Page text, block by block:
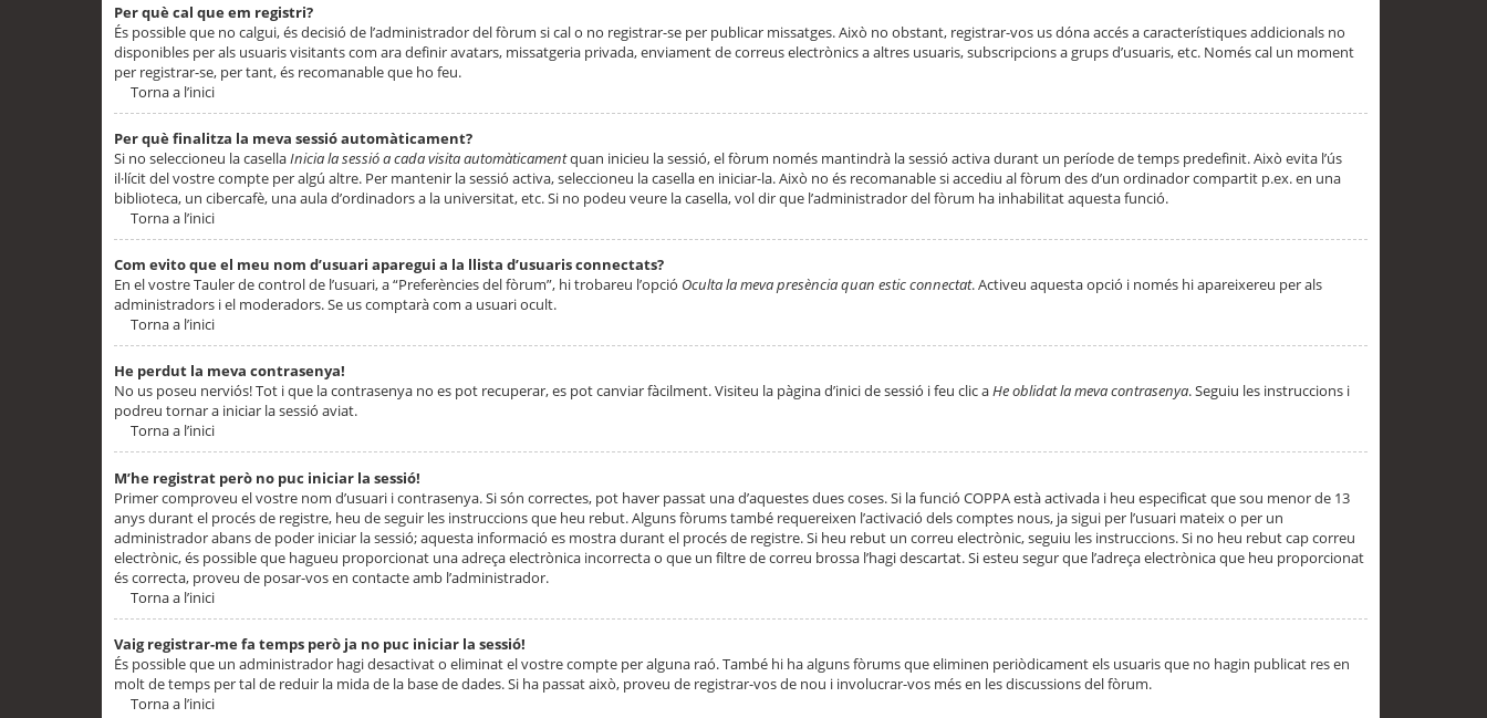
Per què cal que em registri?
És possible que no calgui, és decisió de l’administrador del fòrum si cal o no registrar-se per publicar missatges. Això no obstant, registrar-vos us dóna accés a característiques addicionals no
disponibles per als usuaris visitants com ara definir avatars, missatgeria privada, enviament de correus electrònics a altres usuaris, subscripcions a grups d’usuaris, etc. Només cal un moment
per registrar-se, per tant, és recomanable que ho feu.
Torna a l’inici
Per què finalitza la meva sessió automàticament?
Si no seleccioneu la casellaInicia la sessió a cada visita automàticamentquan inicieu la sessió, el fòrum només mantindrà la sessió activa durant un període de temps predefinit. Això evita l’ús
il·lícit del vostre compte per algú altre. Per mantenir la sessió activa, seleccioneu la casella en iniciar-la. Això no és recomanable si accediu al fòrum des d’un ordinador compartit p.ex. en una
biblioteca, un cibercafè, una aula d’ordinadors a la universitat, etc. Si no podeu veure la casella, vol dir que l’administrador del fòrum ha inhabilitat aquesta funció.
Torna a l’inici
Com evito que el meu nom d’usuari aparegui a la llista d’usuaris connectats?
En el vostre Tauler de control de l’usuari, a “Preferències del fòrum”, hi trobareu l’opció Oculta la meva presència quan estic connectat. Activeu aquesta opció i només hi apareixereu per als
administradors i el moderadors. Se us comptarà com a usuari ocult.
Torna a l’inici
He perdut la meva contrasenya!
No us poseu nerviós! Tot i que la contrasenya no es pot recuperar, es pot canviar fàcilment. Visiteu la pàgina d’inici de sessió i feu clic aHe oblidat la meva contrasenya. Seguiu les instruccions i
podreu tornar a iniciar la sessió aviat.
Torna a l’inici
M’he registrat però no puc iniciar la sessió!
Primer comproveu el vostre nom d’usuari i contrasenya. Si són correctes, pot haver passat una d’aquestes dues coses. Si la funció COPPA està activada i heu especificat que sou menor de 13
anys durant el procés de registre, heu de seguir les instruccions que heu rebut. Alguns fòrums també requereixen l’activació dels comptes nous, ja sigui per l’usuari mateix o per un
administrador abans de poder iniciar la sessió; aquesta informació es mostra durant el procés de registre. Si heu rebut un correu electrònic, seguiu les instruccions. Si no heu rebut cap correu
electrònic, és possible que hagueu proporcionat una adreça electrònica incorrecta o que un filtre de correu brossa l’hagi descartat. Si esteu segur que l’adreça electrònica que heu proporcionat
és correcta, proveu de posar-vos en contacte amb l’administrador.
Torna a l’inici
Vaig registrar-me fa temps però ja no puc iniciar la sessió!
És possible que un administrador hagi desactivat o eliminat el vostre compte per alguna raó. També hi ha alguns fòrums que eliminen periòdicament els usuaris que no hagin publicat res en
molt de temps per tal de reduir la mida de la base de dades. Si ha passat això, proveu de registrar-vos de nou i involucrar-vos més en les discussions del fòrum.
Torna a l’inici